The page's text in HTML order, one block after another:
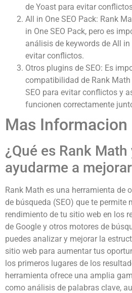
de Yoast para evitar
All in One SEO Pack: Rank
in One SEO Pack, pero es
análisis de keywords de All in
evitar conflictos.
Otros plugins de SEO: Es
compatibilidad de Rank
SEO para evitar conflictos y
funcionen correctamente
Mas Informacion
¿Qué es Rank
ayudarme a
Rank Math es una herramienta de
de búsqueda (SEO) que te permite
rendimiento de tu sitio web en los
de Google y otros motores de
puedes analizar y mejorar la
sitio web para aumentar tus
los primeros lugares de los
herramienta ofrece una amplia
como análisis de palabras clave,